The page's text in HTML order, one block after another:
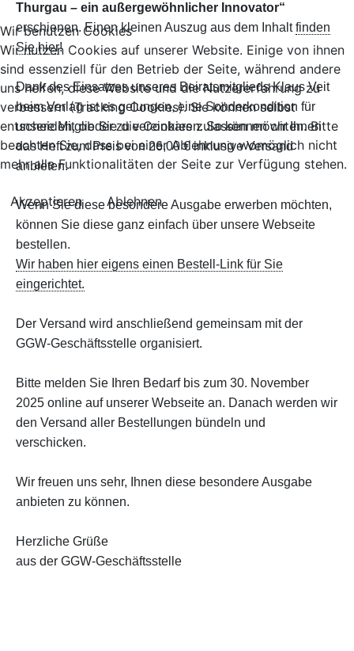
Thurgau – ein außergewöhnlicher Innovator“
erschienen. Einen kleinen Auszug aus dem Inhaltfinden
Sie hier!
Dank desEinsatzes unseres Beiratsmitglieds Klaus Veit
beim Verlagist es gelungen, eine Sonderkondition für
unsere Mitglieder zu vereinbaren.So können wir Ihnen
das Heft zum Preis von26,00 € inklusive Versand
anbieten.
Wenn Sie diese besondere Ausgabe erwerben möchten,
können Sie diese ganz einfach über unsere Webseite
bestellen.
Wir haben hier eigens einen Bestell-Link für Sie
eingerichtet.
Der Versand wird anschließend gemeinsam mit der
GGW-Geschäftsstelle organisiert.
Bitte melden Sie Ihren Bedarf bis zum 30. November
2025 online auf unserer Webseite an. Danach werden wir
den Versand aller Bestellungen bündeln und
verschicken.
Wir freuen uns sehr, Ihnen diese besondere Ausgabe
anbieten zu können.
Herzliche Grüße
aus der GGW-Geschäftsstelle
Wir benutzen Cookies
Wir nutzen Cookies auf unserer Website. Einige von ihnen
sind essenziell für den Betrieb der Seite, während andere
uns helfen, diese Website und die Nutzererfahrung zu
verbessern (Tracking Cookies). Sie können selbst
entscheiden, ob Sie die Cookies zulassen möchten. Bitte
beachten Sie, dass bei einer Ablehnung womöglich nicht
mehr alle Funktionalitäten der Seite zur Verfügung stehen.
Akzeptieren Ablehnen